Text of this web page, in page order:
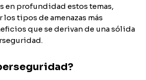
en profundidad estos temas,
los tipos de amenazas más
que se derivan de una sólida